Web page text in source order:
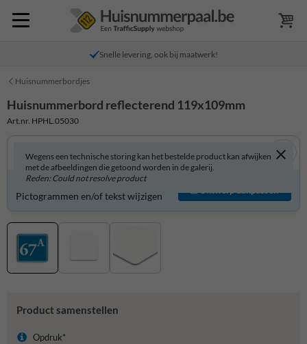
Snelle levering, ook bij maatwerk!
Huisnummerbordjes
Huisnummerbord reflecterend 119x109mm
Art.nr. HPHL.05030
Wegens een technische storing kan het bestelde product kan afwijken
met de afbeeldingen die getoond worden in de galerij.
Reden: Could not resolve product
Huisnummerbord zelf aanpassen?
Pictogrammen en/of tekst wijzigen
Ontwerp aanpassen
Product samenstellen
Opdruk*